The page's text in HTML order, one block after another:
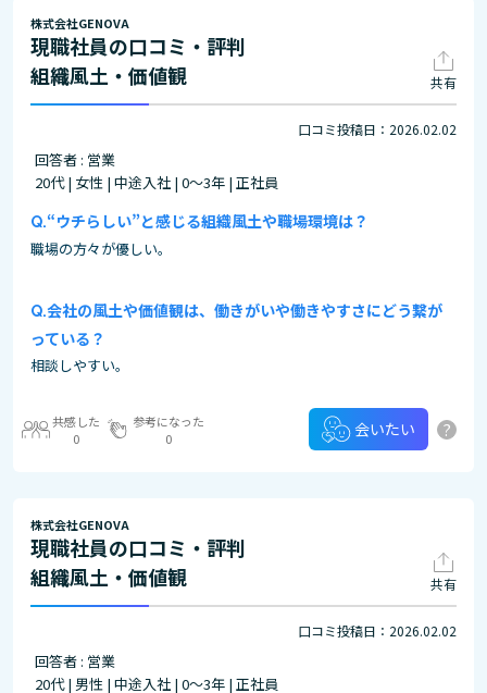
株式会社GENOVA
現職社員の口コミ・評判
組織風土・価値観
共有
口コミ投稿日：2026.02.02
回答者 : 営業
20代 | 女性 | 中途入社 | 0～3年 | 正社員
“ウチらしい”と感じる組織風土や職場環境は？
職場の方々が優しい。
会社の風土や価値観は、働きがいや働きやすさにどう繋が
っている？
相談しやすい。
共感した
0
参考になった
0
会いたい ?
株式会社GENOVA
現職社員の口コミ・評判
組織風土・価値観
共有
口コミ投稿日：2026.02.02
回答者 : 営業
20代 | 男性 | 中途入社 | 0～3年 | 正社員